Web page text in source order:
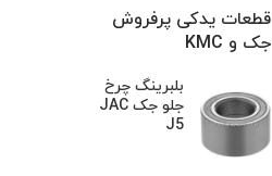
قطعات یدکی پرفروش
جک و KMC
بلبرینگ چرخ
جلو جک JAC
J5